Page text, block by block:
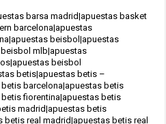
barsa madrid|apuestas basket
barcelona|apuestas
beisbol|apuestas
mlb|apuestas
beisbol
betis|apuestas betis –
barcelona|apuestas betis
fiorentina|apuestas betis
madrid|apuestas betis
betis real madrid|apuestas betis real